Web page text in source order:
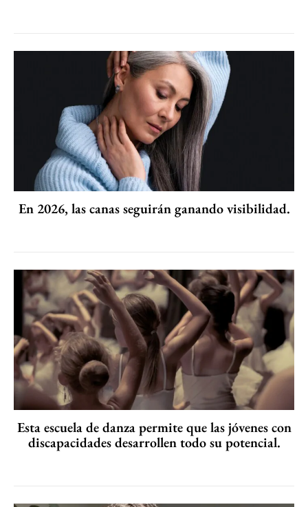
En 2026, las canas seguirán ganando visibilidad.
Esta escuela de danza permite que las jóvenes con
discapacidades desarrollen todo su potencial.